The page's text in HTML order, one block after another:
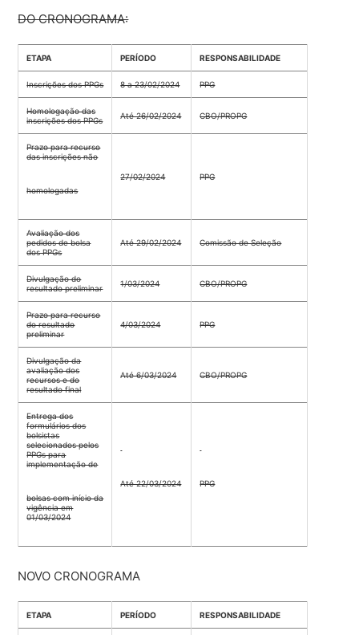
DO CRONOGRAMA:
ETAPA PERÍODO RESPONSABILIDADE
Inscrições dos PPGs 8 a 23/02/2024 PPG
Homologação das
inscrições dos PPGs
Até 26/02/2024 CBO/PROPG
Prazo para recurso
das inscrições não
homologadas
27/02/2024 PPG
Avaliação dos
pedidos de bolsa
dos PPGs
Até 29/02/2024 Comissão de Seleção
Divulgação do
resultado preliminar
1/03/2024 CBO/PROPG
Prazo para recurso
do resultado
preliminar
4/03/2024 PPG
Divulgação da
avaliação dos
recursos e do
resultado final
Até 6/03/2024 CBO/PROPG
Entrega dos
formulários dos
bolsistas
selecionados pelos
PPGs para
implementação de
bolsas com início da
vigência em
01/03/2024
Até 22/03/2024 PPG
NOVO CRONOGRAMA
ETAPA PERÍODO RESPONSABILIDADE